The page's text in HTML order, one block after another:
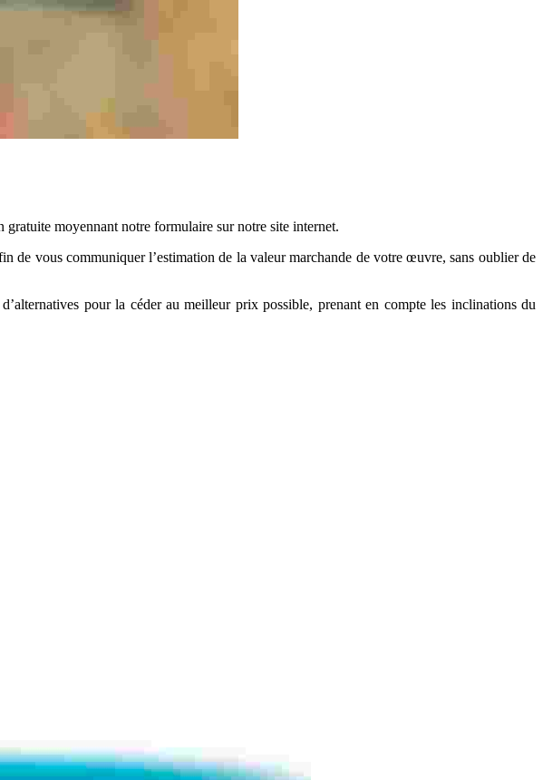
gratuite moyennant notre formulaire sur notre site internet.
de vous communiquer l’estimation de la valeur marchande de votre œuvre, sans oublier de
pour la céder au meilleur prix possible, prenant en compte les inclinations du